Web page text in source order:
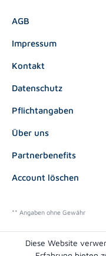
AGB
Impressum
Kontakt
Datenschutz
Pflichtangaben
Über uns
Partnerbenefits
Account löschen
** Angaben ohne Gewähr
Diese Website